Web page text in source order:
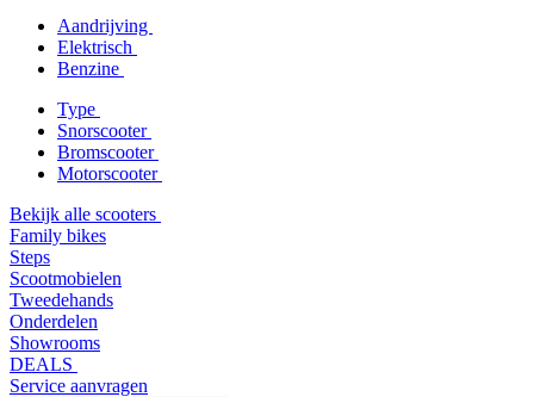
Aandrijving
Elektrisch
Benzine
Type
Snorscooter
Bromscooter
Motorscooter
Bekijk alle scooters
Family bikes
Steps
Scootmobielen
Tweedehands
Onderdelen
Showrooms
DEALS
Service aanvragen